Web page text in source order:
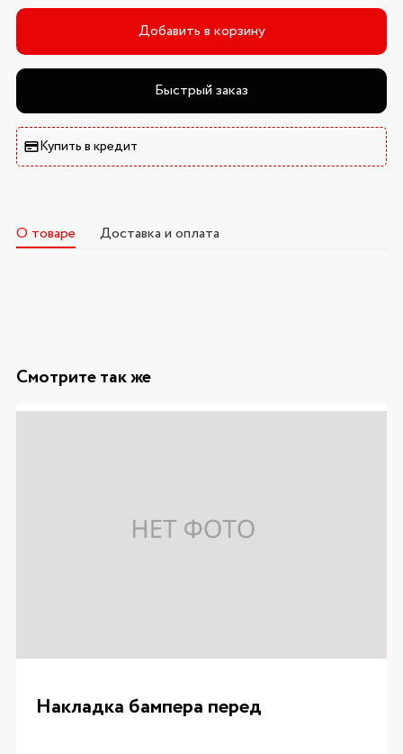
Добавить в корзину
Быстрый заказ
Купить в кредит
О товаре Доставка и оплата
Смотрите так же
Накладка бампера перед